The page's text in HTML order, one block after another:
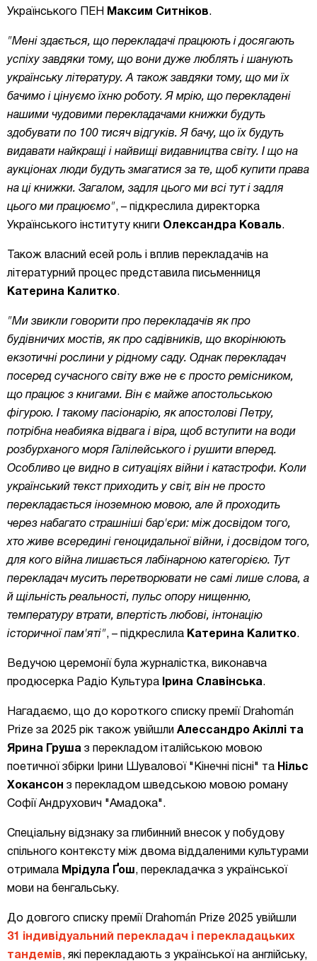
Українського ПЕН Максим Ситніков.
"Мені здається, що перекладачі працюють і досягають
успіху завдяки тому, що вони дуже люблять і шанують
українську літературу. А також завдяки тому, що ми їх
бачимо і цінуємо їхню роботу. Я мрію, що перекладені
нашими чудовими перекладачами книжки будуть
здобувати по 100 тисяч відгуків. Я бачу, що їх будуть
видавати найкращі і найвищі видавництва світу. І що на
аукціонах люди будуть змагатися за те, щоб купити права
на ці книжки. Загалом, задля цього ми всі тут і задля
цього ми працюємо", – підкреслила директорка
Українського інституту книги Олександра Коваль.
Також власний есей роль і вплив перекладачів на
літературний процес представила письменниця
Катерина Калитко.
"Ми звикли говорити про перекладачів як про
будівничих мостів, як про садівників, що вкорінюють
екзотичні рослини у рідному саду. Однак перекладач
посеред сучасного світу вже не є просто ремісником,
що працює з книгами. Він є майже апостольською
фігурою. І такому пасіонарію, як апостолові Петру,
потрібна неабияка відвага і віра, щоб вступити на води
розбурханого моря Галілейського і рушити вперед.
Особливо це видно в ситуаціях війни і катастрофи. Коли
український текст приходить у світ, він не просто
перекладається іноземною мовою, але й проходить
через набагато страшніші бар'єри: між досвідом того,
хто живе всередині геноцидальної війни, і досвідом того,
для кого війна лишається лабінарною категорією. Тут
перекладач мусить перетворювати не самі лише слова, а
й щільність реальності, пульс опору нищенню,
температуру втрати, впертість любові, інтонацію
історичної пам'яті", – підкреслила Катерина Калитко.
Ведучою церемонії була журналістка, виконавча
продюсерка Радіо Культура
Ірина Славінська.
Нагадаємо, що до короткого списку премії Drahomán
Prize за 2025 рік також увійшли Алессандро Акіллі та
Ярина Груша з перекладом італійською мовою
поетичної збірки Ірини Шувалової "Кінечні пісні" та Нільс
Хокансон з перекладом шведською мовою роману
Софії Андрухович "Амадока".
Спеціальну відзнаку за глибинний внесок у побудову
спільного контексту між двома віддаленими культурами
отримала Мрідула Ґош, перекладачка з української
мови на бенгальську.
До довгого списку премії Drahomán Prize 2025 увійшли
31 індивідуальний перекладач і перекладацьких
тандемів, які перекладають з української на англійську,